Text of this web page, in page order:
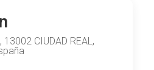
13002 CIUDAD REAL,